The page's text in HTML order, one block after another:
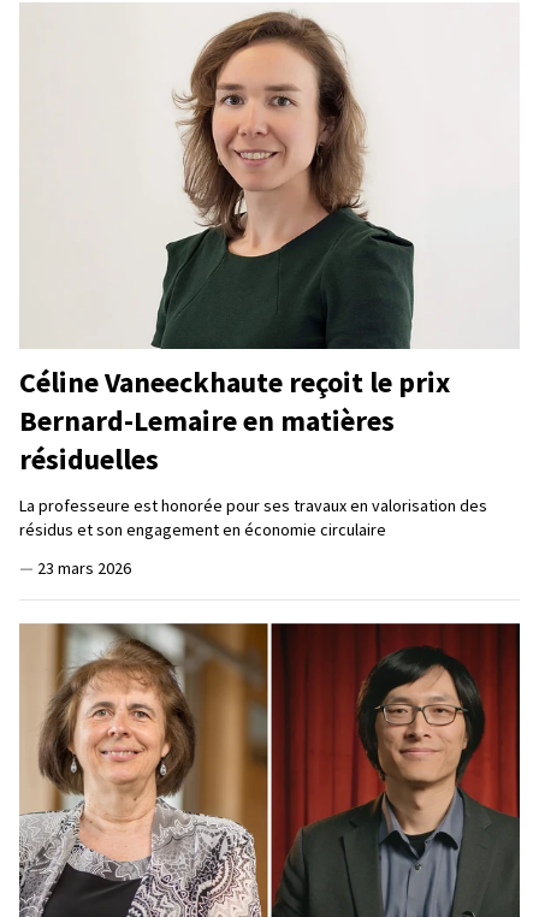
Céline Vaneeckhaute reçoit le prix
Bernard-Lemaire en matières
résiduelles
La professeure est honorée pour ses travaux en valorisation des
résidus et son engagement en économie circulaire
— 23 mars 2026